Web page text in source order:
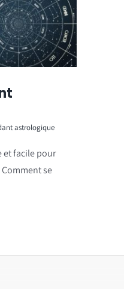
astrologique
et facile pour
se